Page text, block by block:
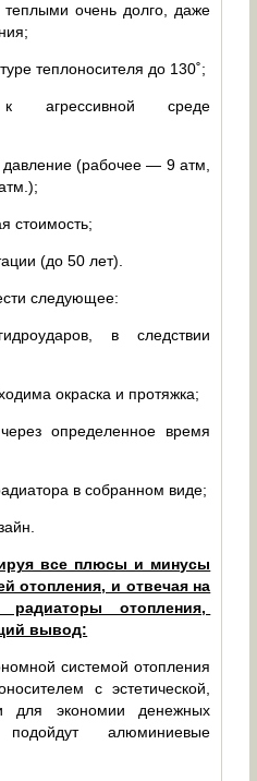
теплыми очень долго, даже
теплоносителя до 130˚;
агрессивной среде
(рабочее — 9 атм,
стоимость;
(до 50 лет).
следующее:
в следствии
окраска и протяжка;
определенное время
в собранном виде;
все плюсы и минусы
отопления, и отвечая на
отопления,
вывод:
системой отопления
с эстетической,
для экономии денежных
алюминиевые